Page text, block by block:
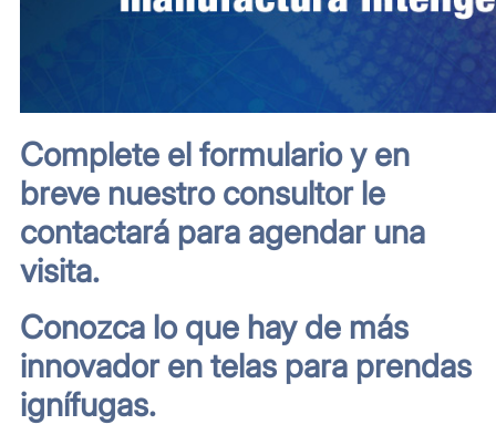
Complete el formulario y en
breve nuestro consultor le
contactará para agendar una
visita.
Conozca lo que hay de más
innovador en telas para prendas
ignífugas.